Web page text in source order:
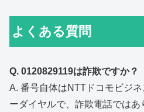
よくある質問
Q. 0120829119は詐欺ですか？
A. 番号自体はNTTドコモビジ
ーダイヤルで、詐欺電話では